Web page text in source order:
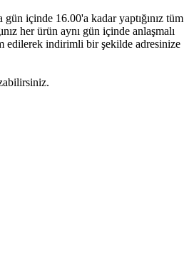
gün içinde 16.00'a kadar yaptığınız tüm
her ürün aynı gün içinde anlaşmalı
edilerek indirimli bir şekilde adresinize